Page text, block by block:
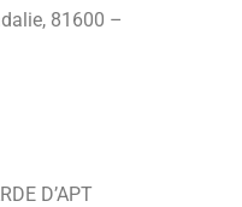
81600 –
D’APT